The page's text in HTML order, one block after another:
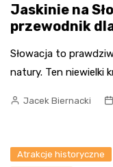
Jaskinie na
przewodnik
Słowacja to
natury. Ten niewielki
Jacek Biernacki
Atrakcje historyczne